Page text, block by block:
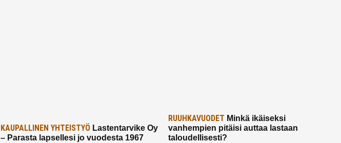
KAUPALLINEN YHTEISTYÖLastentarvike Oy
– Parasta lapsellesi jo vuodesta 1967
RUUHKAVUODET Minkä ikäiseksi
vanhempien pitäisi auttaa lastaan
taloudellisesti?